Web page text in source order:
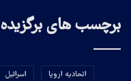
برچسب های برگزیده
اتحادیه اروپا اسرائیل